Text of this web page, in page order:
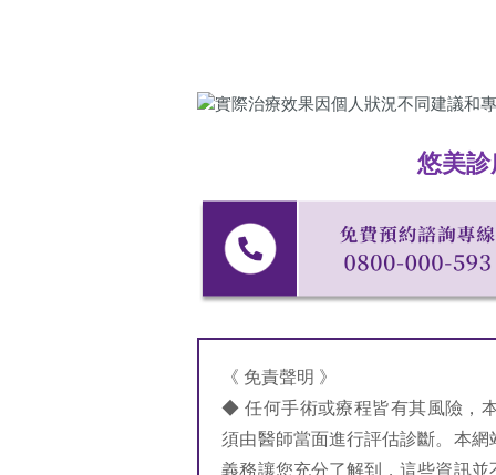
悠美
《 免責聲明 》
◆ 任何手術或療程皆有其風險，
須由醫師當面進行評估診斷。本
義務讓您充分了解到，這些資訊